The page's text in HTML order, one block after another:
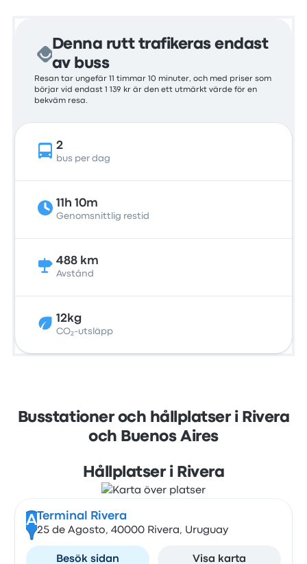
Denna rutt trafikeras endast
av buss
Resan tar ungefär 11 timmar 10 minuter, och med priser som
börjar vid endast 1 139 kr är den ett utmärkt värde för en
bekväm resa.
2
bus per dag
11h 10m
Genomsnittlig restid
488 km
Avstånd
12kg
CO₂-utsläpp
Busstationer och hållplatser i Rivera
och Buenos Aires
Hållplatser i Rivera
A Terminal Rivera
25 de Agosto, 40000 Rivera, Uruguay
Besök sidan Visa karta